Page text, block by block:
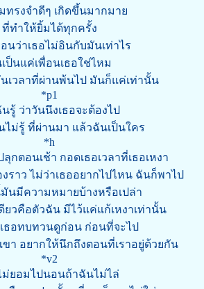
ทรงจำดีๆ เกิดขึ้นมากมาย
ที่ทำให้ยิ้มได้ทุกครั้ง
นว่าเธอไม่อินกับมันเท่าไร
ป็นแค่เพื่อนเธอใช่ไหม
เวลาที่ผ่านพ้นไป มันก็แค่เท่านั้น
*p1
รู้ ว่าวันนึงเธอจะต้องไป
ไม่รู้ ที่ผ่านมา แล้วฉันเป็นใคร
*h
กตอนเช้า กอดเธอเวลาที่เธอเหงา
ราว ไม่ว่าเธออยากไปไหน ฉันก็พาไป
มันมีความหมายบ้างหรือเปล่า
ยวคือตัวฉัน มีไว้แค่แก้เหงาเท่านั้น
ธอทบทวนดูก่อน ก่อนที่จะไป
ขา อยากให้นึกถึงตอนที่เราอยู่ด้วยกัน
*v2
ม่ยอมไปนอนถ้าฉันไม่ไล่